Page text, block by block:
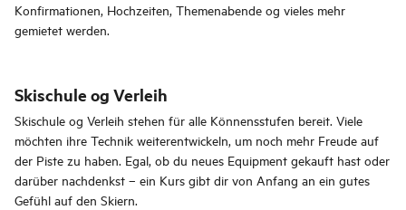
Konfirmationen, Hochzeiten, Themenabende og vieles mehr
gemietet werden.
Skischule og Verleih
Skischule og Verleih stehen für alle Könnensstufen bereit. Viele
möchten ihre Technik weiterentwickeln, um noch mehr Freude auf
der Piste zu haben. Egal, ob du neues Equipment gekauft hast oder
darüber nachdenkst – ein Kurs gibt dir von Anfang an ein gutes
Gefühl auf den Skiern.